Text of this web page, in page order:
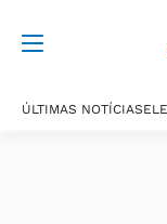
ÚLTIMAS NOTÍCIAS